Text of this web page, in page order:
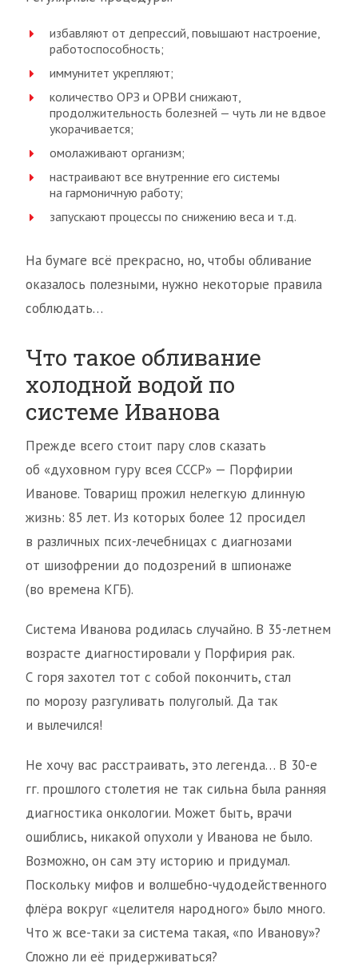
избавляют от депрессий, повышают настроение,
работоспособность;
иммунитет укрепляют;
количество ОРЗ и ОРВИ снижают,
продолжительность болезней — чуть ли не вдвое
укорачивается;
омолаживают организм;
настраивают все внутренние его системы
на гармоничную работу;
запускают процессы по снижению веса и т.д.
На бумаге всё прекрасно, но, чтобы обливание
оказалось полезными, нужно некоторые правила
соблюдать…
Что такое обливание
холодной водой по
системе Иванова
Прежде всего стоит пару слов сказать
об «духовном гуру всея СССР» — Порфирии
Иванове. Товарищ прожил нелегкую длинную
жизнь: 85 лет. Из которых более 12 просидел
в различных псих-лечебницах с диагнозами
от шизофрении до подозрений в шпионаже
(во времена КГБ).
Система Иванова родилась случайно. В 35-летнем
возрасте диагностировали у Порфирия рак.
С горя захотел тот с собой покончить, стал
по морозу разгуливать полуголый. Да так
и вылечился!
Не хочу вас расстраивать, это легенда… В 30-е
гг. прошлого столетия не так сильна была ранняя
диагностика онкологии. Может быть, врачи
ошиблись, никакой опухоли у Иванова не было.
Возможно, он сам эту историю и придумал.
Поскольку мифов и волшебно-чудодейственного
флёра вокруг «целителя народного» было много.
Что ж все-таки за система такая, «по Иванову»?
Сложно ли её придерживаться?